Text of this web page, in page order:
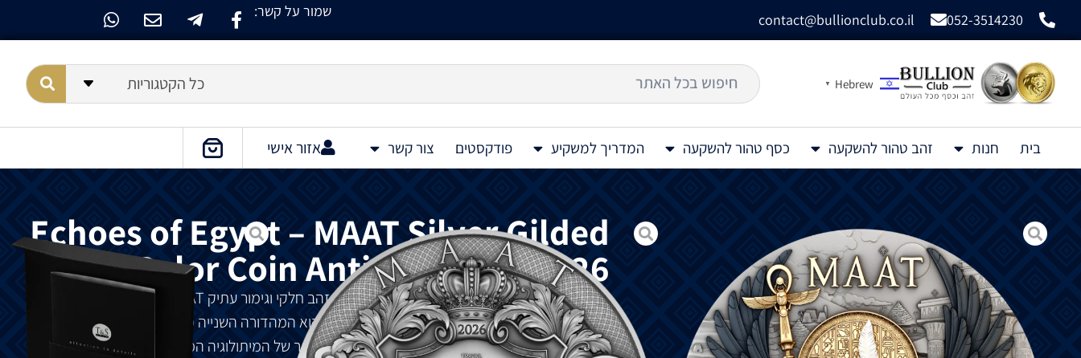
052-3514230
contact@bullionclub.co.il שמור על קשר:
Hebrew
▼ כל הקטגוריות
בית חנות זהב טהור להשקעה כסף טהור להשקעה המדריך למשקיע פודקסטים צור קשר אזור אישי
Echoes of Egypt – MAAT Silver Gilded
Color Coin Antiqued 2 Oz 2026
מטבע כסף בעל תבליט גבוה, צבעוני חלקית, ציפוי זהב חלקי וגימור עתיק Echoes of Egypt – MAAT
שואב השראה מאחד העקרונות הרוחניים העמוקים ביותר של המיתולוגיה המצרית: ההרמוניה המקיימת